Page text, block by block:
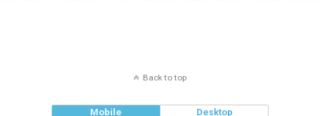
Back to top
Mobile Desktop